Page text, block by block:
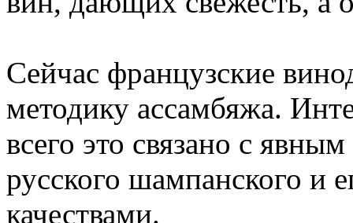
Сейчас французские
методику ассамбяжа.
всего это связано с
русского шампанского и
качествами.